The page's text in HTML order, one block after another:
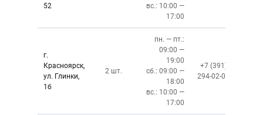
52
вс.: 10:00 —
17:00
г.
Красноярск,
ул. Глинки,
1б
2 шт.
пн. — пт.:
09:00 —
19:00
сб.: 09:00 —
18:00
вс.: 10:00 —
17:00
+7 (391)
294-02-02